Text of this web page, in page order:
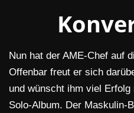
Nun hat der AME-Chef auf
Offenbar freut er sich
und wünscht ihm viel
Solo-Album. Der Maskulin-